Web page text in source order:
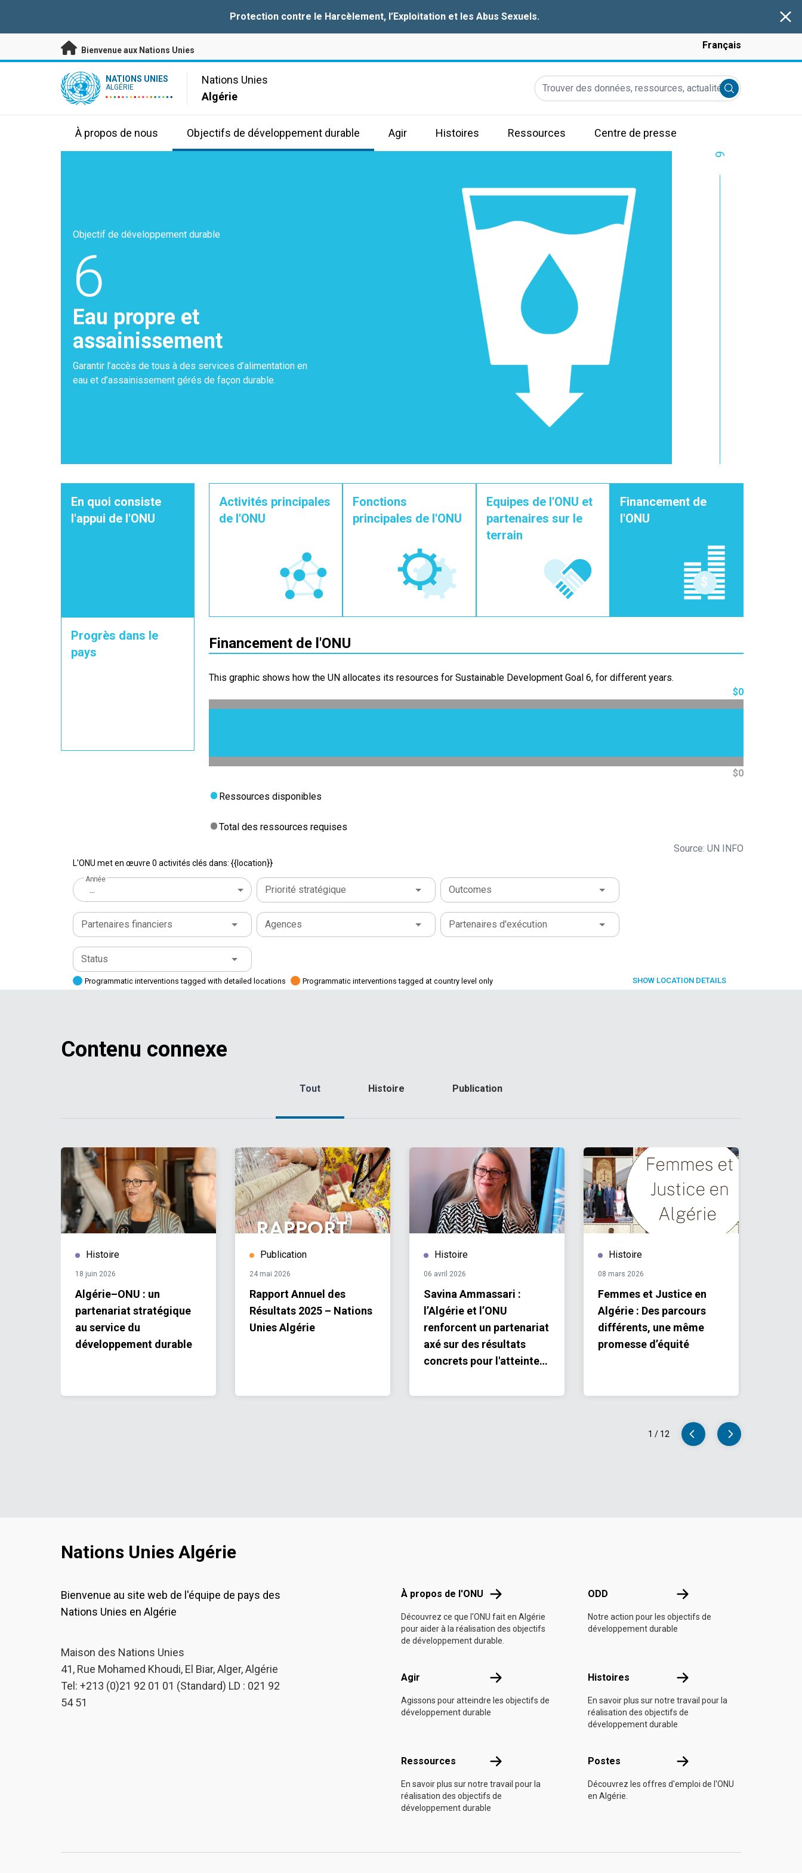
Protection contre le Harcèlement, l’Exploitation et les Abus Sexuels.
Bienvenue aux Nations Unies Français
UN Logo NATIONS UNIES
ALGÉRIE
Nations Unies
Algérie
Trouver des données, ressources, actualités et autres
Submit search
À propos de nous Objectifs de développement durable Agir Histoires Ressources Centre de presse
Objectif de développement durable
6
Eau propre et
assainissement
Garantir l’accès de tous à des services d’alimentation en
eau et d’assainissement gérés de façon durable.
6
En quoi consiste
l'appui de l'ONU
Progrès dans le
pays
Activités principales
de l'ONU
Fonctions
principales de l'ONU
Equipes de l'ONU et
partenaires sur le
terrain
Financement de
l'ONU
Financement de l'ONU
This graphic shows how the UN allocates its resources for Sustainable Development Goal 6, for different years.
$0
$0
Ressources disponibles
Total des ressources requises
Source: UN INFO
L'ONU met en œuvre 0 activités clés dans: {{location}}
Année
... Priorité stratégique Outcomes
Partenaires financiers Agences Partenaires d'exécution
Status
Programmatic interventions tagged with detailed locations Programmatic interventions tagged at country level only SHOW LOCATION DETAILS
Contenu connexe
Tout Histoire Publication
Histoire
18 juin 2026
Algérie–ONU : un
partenariat stratégique
au service du
développement durable
Publication
24 mai 2026
Rapport Annuel des
Résultats 2025 – Nations
Unies Algérie
Histoire
06 avril 2026
Savina Ammassari :
l’Algérie et l’ONU
renforcent un partenariat
axé sur des résultats
concrets pour l'atteinte
Histoire
08 mars 2026
Femmes et Justice en
Algérie : Des parcours
différents, une même
promesse d’équité
1 / 12
Nations Unies Algérie
Bienvenue au site web de l'équipe de pays des
Nations Unies en Algérie
Maison des Nations Unies
41, Rue Mohamed Khoudi, El Biar, Alger, Algérie
Tel: +213 (0)21 92 01 01 (Standard) LD : 021 92
54 51
À propos de l'ONU À propos de l'ONU
Découvrez ce que l'ONU fait en Algérie
pour aider à la réalisation des objectifs
de développement durable.
ODD ODD
Notre action pour les objectifs de
développement durable
Agir Agir
Agissons pour atteindre les objectifs de
développement durable
Histoires Histoires
En savoir plus sur notre travail pour la
réalisation des objectifs de
développement durable
Ressources Ressources
En savoir plus sur notre travail pour la
réalisation des objectifs de
développement durable
Postes Postes
Découvrez les offres d'emploi de l'ONU
en Algérie.